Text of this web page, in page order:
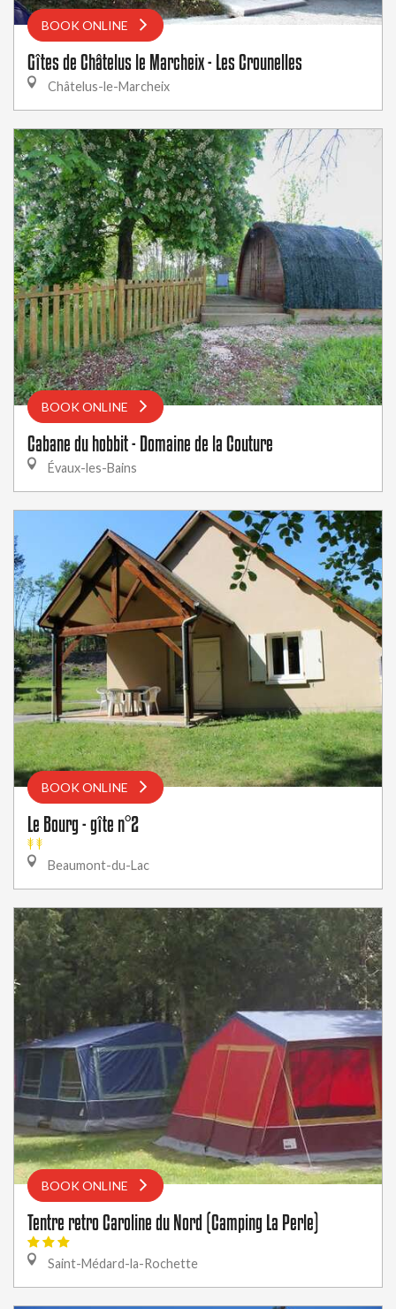
BOOK ONLINE
Gîtes de Châtelus le Marcheix - Les Crounelles
Châtelus-le-Marcheix
BOOK ONLINE
Cabane du hobbit - Domaine de la Couture
Évaux-les-Bains
BOOK ONLINE
Le Bourg - gîte n°2
Beaumont-du-Lac
BOOK ONLINE
Tentre retro Caroline du Nord (Camping La Perle)
Saint-Médard-la-Rochette